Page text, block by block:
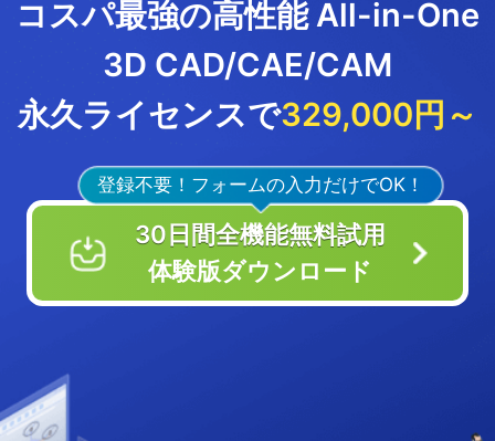
業界最高レベルのDWG互換性！
25年開発経験！
信頼できる２次元CAD
30日間全機能無料試用
体験版ダウンロード
登録不要！フォームの入力だけでOK！